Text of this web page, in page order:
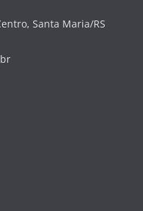
Santa Maria/RS